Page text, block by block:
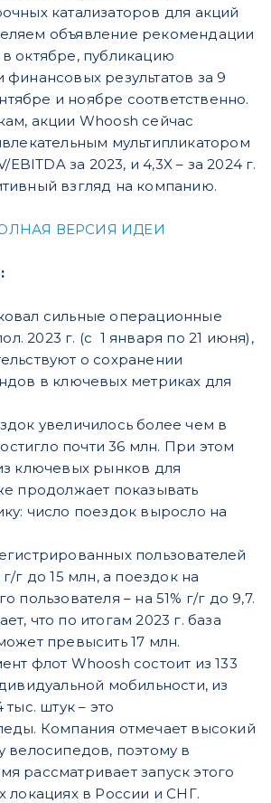
катализаторов для акций
объявление рекомендации
октябре, публикацию
результатов за 9
и ноябре соответственно.
акции Whoosh сейчас
мультипликатором
EBITDA за 2023, и 4,3X – за 2024 г.
взгляд на компанию.
ВЕРСИЯ ИДЕИ
сильные операционные
2023 г. (с 1 января по 21 июня),
о сохранении
в ключевых метриках для
увеличилось более чем в
почти 36 млн. При этом
ключевых рынков для
продолжает показывать
число поездок выросло на
пользователей
г до 15 млн, а поездок на
пользователя – на 51% г/г до 9,7.
что по итогам 2023 г. база
превысить 17 млн.
флот Whoosh состоит из 133
мобильности, из
штук – это
Компания отмечает высокий
велосипедов, поэтому в
рассматривает запуск этого
локациях в России и СНГ.